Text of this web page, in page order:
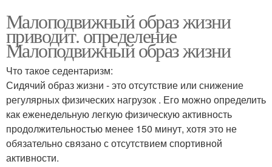
Малоподвижный образ жизни
приводит. определение
Малоподвижный образ жизни
Что такое седентаризм:
Сидячий образ жизни - это отсутствие или снижение
регулярных физических нагрузок . Его можно определить
как еженедельную легкую физическую активность
продолжительностью менее 150 минут, хотя это не
обязательно связано с отсутствием спортивной
активности.